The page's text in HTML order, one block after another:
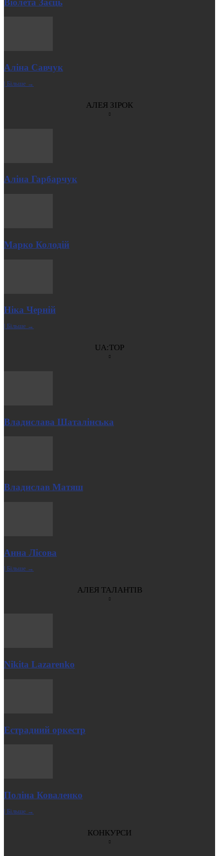
Аліна Савчук
| Більше →
АЛЕЯ ЗІРОК
Аліна Гарбарчук
Марко Колодій
Ніка Черній
| Більше →
UA:TOP
Владислава Шаталінська
Владислав Матяш
Анна Лісова
| Більше →
АЛЕЯ ТАЛАНТІВ
Nikita Lazarenko
Естрадний оркестр
Поліна Коваленко
| Більше →
КОНКУРСИ